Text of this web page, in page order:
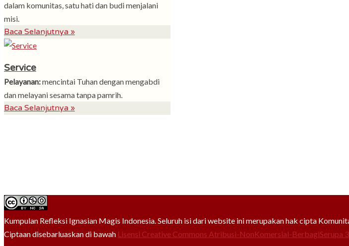
dalam komunitas, satu hati dan budi menjalani
misi.
Baca Selanjutnya »
Service
Pelayanan:mencintai Tuhan dengan mengabdi
dan melayani sesama tanpa pamrih.
Baca Selanjutnya »
Kumpulan Refleksi Ignasian Magis Indonesia. Seluruh isi dari website ini merupakan hak cipta
Ciptaan disebarluaskan di bawah Lisensi Creative Commons Atribusi-NonKomersial-BerbagiSerupa